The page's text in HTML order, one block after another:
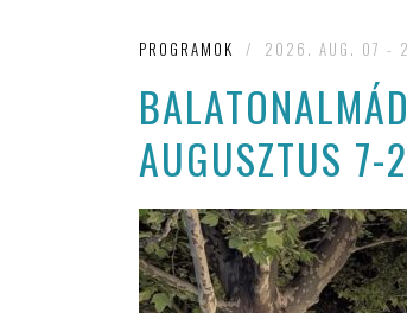
PROGRAMOK / 2026. AUG. 07 -
AUGUSZTUS 7-